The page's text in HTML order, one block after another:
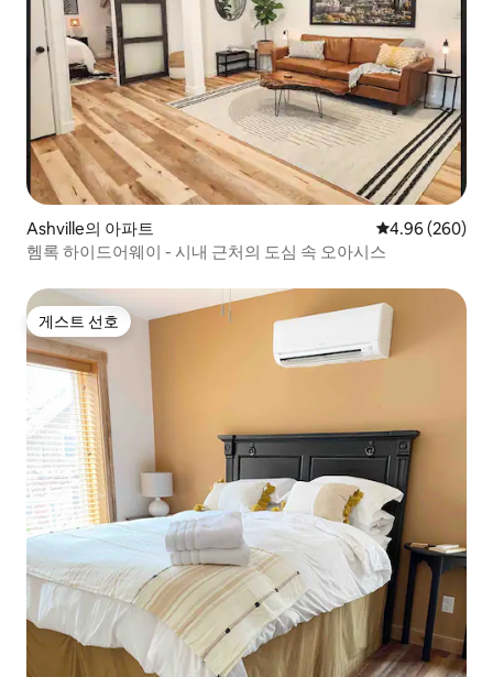
Ashville의 아파트 평점 4.96점(5
4.96 (260)
헴록 하이드어웨이 - 시내 근처의 도심 속 오아시스
게스트 선호
게스트 선호